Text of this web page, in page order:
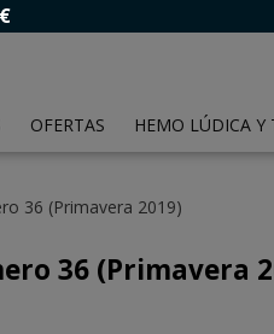
OFERTAS HEMO LÚDICA Y
36 (Primavera 2019)
36 (Primavera